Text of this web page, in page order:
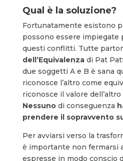
Qual è la soluzione?
Fortunatamente esistono
possono essere impiegate
questi conflitti. Tutte
dell’Equivalenza di Pat
due soggetti A e B è sana
riconosce l’altro come
riconosce il valore
Nessuno di conseguenza
prendere il sopravvento
Per avviarsi verso la
è importante non fermarsi
espresse in modo conscio